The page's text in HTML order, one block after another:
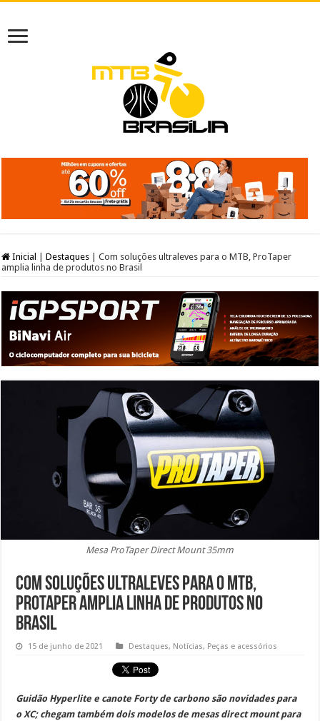
Inicial Destaques
Com soluções ultraleves para o MTB, ProTaper
amplia linha de produtos no Brasil
Mesa ProTaper Direct Mount 35mm
Com soluções ultraleves para o MTB,
ProTaper amplia linha de produtos no
Brasil
15 de junho de 2021 Destaques, Notícias, Peças e acessórios
Guidão Hyperlite e canote Forty de carbono são novidades para
o XC; chegam também dois modelos de mesas direct mount para